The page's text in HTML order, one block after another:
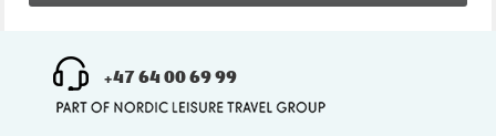
+47 64 00 69 99